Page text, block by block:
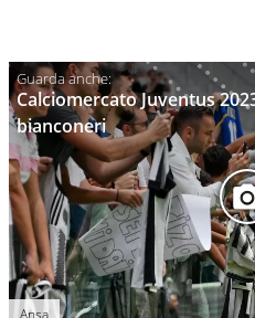
Calciomercato Juventus
bianconeri